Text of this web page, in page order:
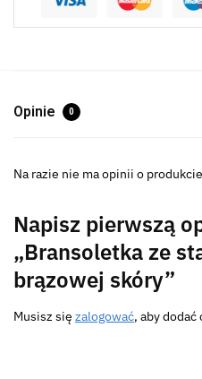
Opinie 0
Na razie nie ma opinii o
Napisz pierwszą
„Bransoletka ze
brązowej skóry”
Musisz się zalogować, aby dodać